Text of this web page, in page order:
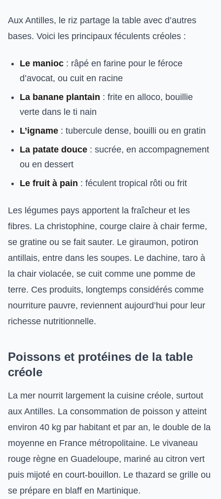
Aux Antilles, le riz partage la table avec d’autres
bases. Voici les principaux féculents créoles :
Le manioc : râpé en farine pour le féroce
d’avocat, ou cuit en racine
La banane plantain : frite en alloco, bouillie
verte dans le ti nain
L’igname : tubercule dense, bouilli ou en gratin
La patate douce : sucrée, en accompagnement
ou en dessert
Le fruit à pain : féculent tropical rôti ou frit
Les légumes pays apportent la fraîcheur et les
fibres. La christophine, courge claire à chair ferme,
se gratine ou se fait sauter. Le giraumon, potiron
antillais, entre dans les soupes. Le dachine, taro à
la chair violacée, se cuit comme une pomme de
terre. Ces produits, longtemps considérés comme
nourriture pauvre, reviennent aujourd’hui pour leur
richesse nutritionnelle.
Poissons et protéines de la table
créole
La mer nourrit largement la cuisine créole, surtout
aux Antilles. La consommation de poisson y atteint
environ 40 kg par habitant et par an, le double de la
moyenne en France métropolitaine. Le vivaneau
rouge règne en Guadeloupe, mariné au citron vert
puis mijoté en court-bouillon. Le thazard se grille ou
se prépare en blaff en Martinique.